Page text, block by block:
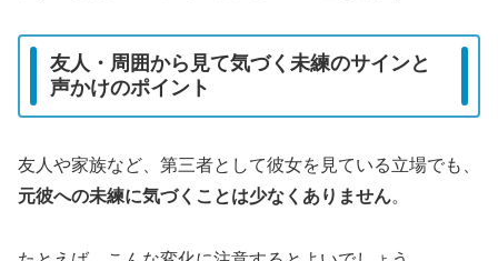
友人・周囲から見て気づく未練のサインと
声かけのポイント
友人や家族など、第三者として彼女を見ている立場でも、
元彼への未練に気づくことは少なくありません。